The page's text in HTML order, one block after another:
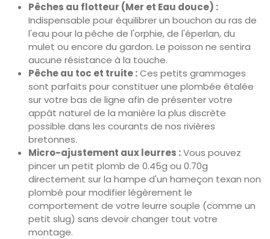
Pêches au flotteur (Mer et Eau douce) :
Indispensable pour équilibrer un bouchon au ras de
l'eau pour la pêche de l'orphie, de l'éperlan, du
mulet ou encore du gardon. Le poisson ne sentira
aucune résistance à la touche.
Pêche au toc et truite :Ces petits grammages
sont parfaits pour constituer une plombée étalée
sur votre bas de ligne afin de présenter votre
appât naturel de la manière la plus discrète
possible dans les courants de nos rivières
bretonnes.
Micro-ajustement aux leurres :Vous pouvez
pincer un petit plomb de 0.45g ou 0.70g
directement sur la hampe d'un hameçon texan non
plombé pour modifier légèrement le
comportement de votre leurre souple (comme un
petit slug) sans devoir changer tout votre
montage.